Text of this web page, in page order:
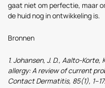
gaat niet om perfectie, maar
de huid nog in ontwikkeling is.
Bronnen
1. Johansen, J. D., Aalto-
allergy: A review of current
Contact Dermatitis, 85(1), 1–17.